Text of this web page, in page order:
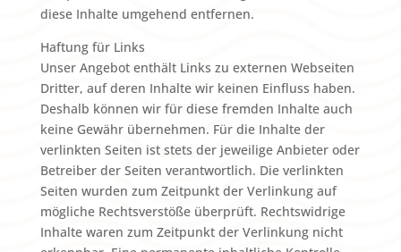
diese Inhalte umgehend entfernen.
Haftung für Links
Unser Angebot enthält Links zu externen Webseiten
Dritter, auf deren Inhalte wir keinen Einfluss haben.
Deshalb können wir für diese fremden Inhalte auch
keine Gewähr übernehmen. Für die Inhalte der
verlinkten Seiten ist stets der jeweilige Anbieter oder
Betreiber der Seiten verantwortlich. Die verlinkten
Seiten wurden zum Zeitpunkt der Verlinkung auf
mögliche Rechtsverstöße überprüft. Rechtswidrige
Inhalte waren zum Zeitpunkt der Verlinkung nicht